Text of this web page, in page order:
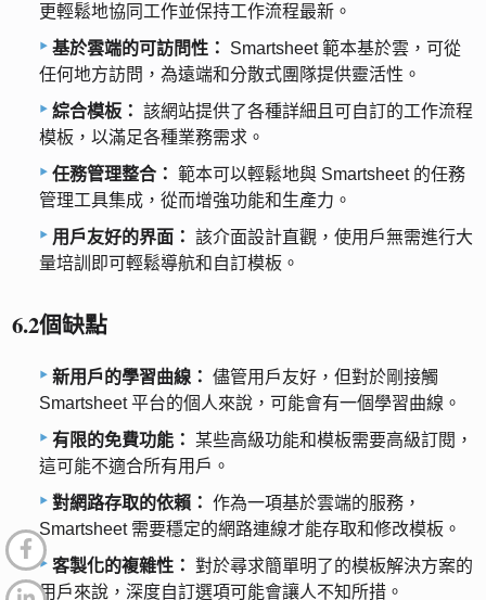
更輕鬆地協同工作並保持工作流程最新。
基於雲端的可訪問性：
Smartsheet 範本基於雲，可從
任何地方訪問，為遠端和分散式團隊提供靈活性。
綜合模板： 該網站提供了各種詳細且可自訂的工作流程
模板，以滿足各種業務需求。
任務管理整合：
範本可以輕鬆地與 Smartsheet 的任務
管理工具集成，從而增強功能和生產力。
用戶友好的界面： 該介面設計直觀，使用戶無需進行大
量培訓即可輕鬆導航和自訂模板。
6.2個缺點
新用戶的學習曲線： 儘管用戶友好，但對於剛接觸
Smartsheet 平台的個人來說，可能會有一個學習曲線。
有限的免費功能：
某些高級功能和模板需要高級訂閱，
這可能不適合所有用戶。
對網路存取的依賴： 作為一項基於雲端的服務，
Smartsheet 需要穩定的網路連線才能存取和修改模板。
客製化的複雜性： 對於尋求簡單明了的模板解決方案的
用戶來說，深度自訂選項可能會讓人不知所措。